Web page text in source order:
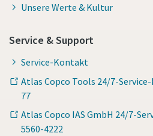
Unsere Werte & Kultur
Service & Support
Service-Kontakt
Atlas Copco Tools 24/7-
77
Atlas Copco IAS GmbH 24/7-
5560-4222